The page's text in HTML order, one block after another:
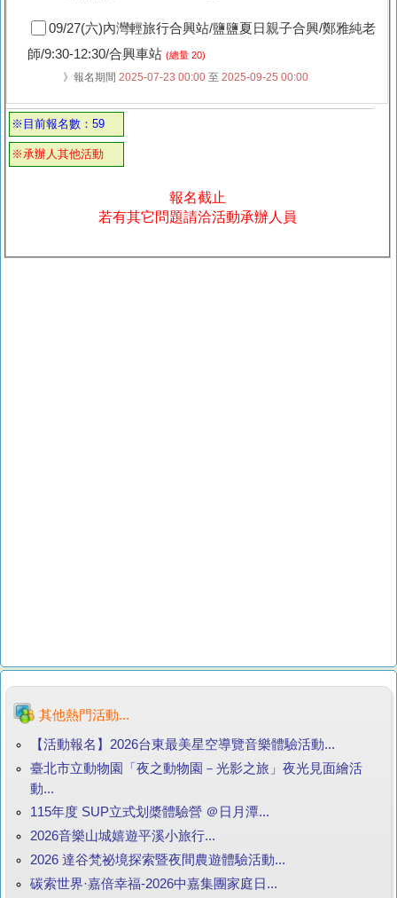
09/27(六)內灣輕旅行合興站/鹽鹽夏日親子合興/鄭雅純老
師/9:30-12:30/合興車站 (總量 20)
》報名期間 2025-07-23 00:00 至 2025-09-25 00:00
※目前報名數：59
※承辦人其他活動
報名截止
若有其它問題請洽活動承辦人員
其他熱門活動...
【活動報名】2026台東最美星空導覽音樂體驗活動...
臺北市立動物園「夜之動物園－光影之旅」夜光見面繪活
動...
115年度 SUP立式划槳體驗營 ＠日月潭...
2026音樂山城嬉遊平溪小旅行...
2026 達谷梵祕境探索暨夜間農遊體驗活動...
碳索世界·嘉倍幸福-2026中嘉集團家庭日...